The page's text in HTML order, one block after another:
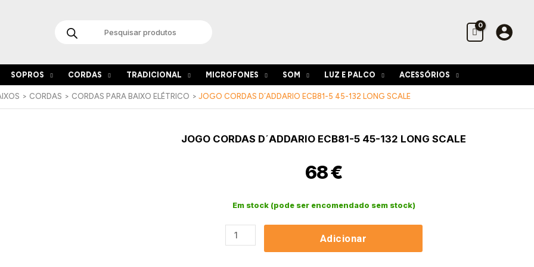
search
SOPROS CORDAS TRADICIONAL MICROFONES SOM LUZ E PALCO ACESSÓRIOS
CORDAS CORDAS PARA BAIXO ELÉTRICO JOGO CORDAS D´ADDARIO ECB81-5 45-132 LONG SCALE
JOGO CORDAS D´ADDARIO ECB81-5 45-132 LONG SCALE
68€
Em stock (pode ser encomendado sem stock)
de
ECB81-
45-
132
Adicionar
45-
Long
Scale